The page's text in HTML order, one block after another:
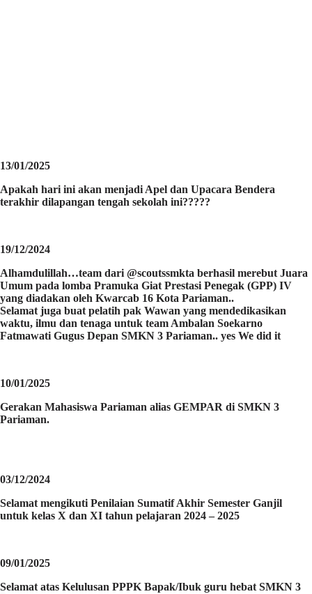
13/01/2025
Apakah hari ini akan menjadi Apel dan Upacara Bendera
terakhir dilapangan tengah sekolah ini?????
19/12/2024
Alhamdulillah…team dari @scoutssmkta berhasil merebut Juara
Umum pada lomba Pramuka Giat Prestasi Penegak (GPP) IV
yang diadakan oleh Kwarcab 16 Kota Pariaman..
Selamat juga buat pelatih pak Wawan yang mendedikasikan
waktu, ilmu dan tenaga untuk team Ambalan Soekarno
Fatmawati Gugus Depan SMKN 3 Pariaman.. yes We did it
10/01/2025
Gerakan Mahasiswa Pariaman alias GEMPAR di SMKN 3
Pariaman.
03/12/2024
Selamat mengikuti Penilaian Sumatif Akhir Semester Ganjil
untuk kelas X dan XI tahun pelajaran 2024 – 2025
09/01/2025
Selamat atas Kelulusan PPPK Bapak/Ibuk guru hebat SMKN 3